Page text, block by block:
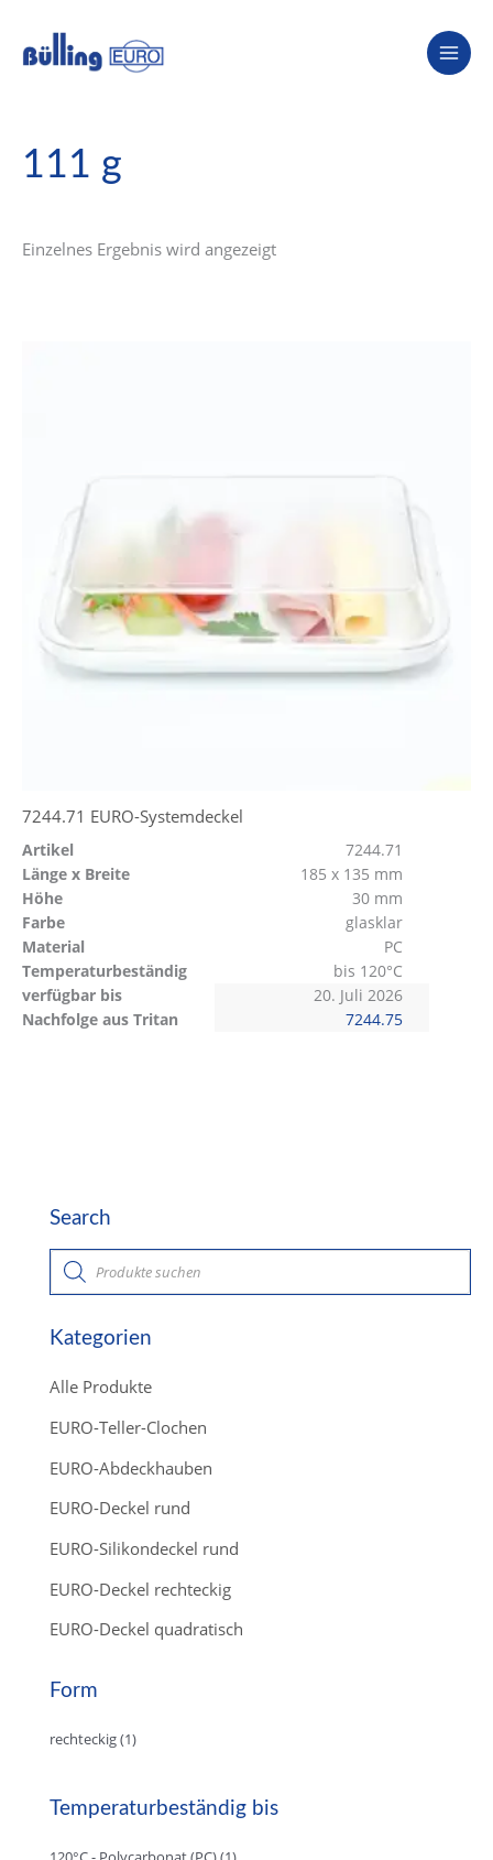
springen
111 g
Einzelnes Ergebnis wird angezeigt
7244.71 EURO-Systemdeckel
Artikel
7244.71
Länge x Breite
185 x 135 mm
Höhe
30 mm
Farbe
glasklar
Material
PC
Temperaturbeständig
bis 120°C
verfügbar bis
20. Juli 2026
Nachfolge aus Tritan
7244.75
Search
P
o
d
c
t
s
e
r
c
Kategorien
Alle Produkte
EURO-Teller-Clochen
EURO-Abdeckhauben
EURO-Deckel rund
EURO-Silikondeckel rund
EURO-Deckel rechteckig
EURO-Deckel quadratisch
Form
rechteckig(1)
Temperaturbeständig bis